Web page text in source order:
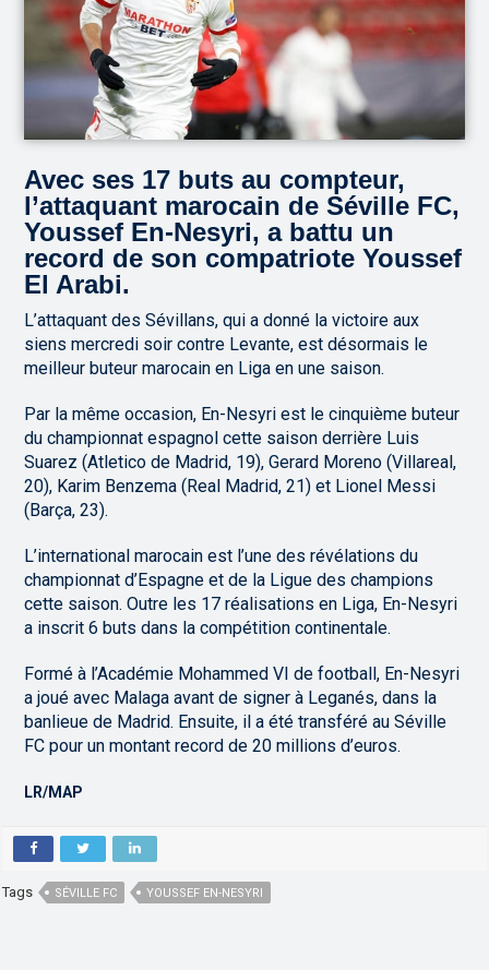
Avec ses 17 buts au compteur,
l’attaquant marocain de Séville FC,
Youssef En-Nesyri, a battu un
record de son compatriote Youssef
El Arabi.
L’attaquant des Sévillans, qui a donné la victoire aux
siens mercredi soir contre Levante, est désormais le
meilleur buteur marocain en Liga en une saison.
Par la même occasion, En-Nesyri est le cinquième buteur
du championnat espagnol cette saison derrière Luis
Suarez (Atletico de Madrid, 19), Gerard Moreno (Villareal,
20), Karim Benzema (Real Madrid, 21) et Lionel Messi
(Barça, 23).
L’international marocain est l’une des révélations du
championnat d’Espagne et de la Ligue des champions
cette saison. Outre les 17 réalisations en Liga, En-Nesyri
a inscrit 6 buts dans la compétition continentale.
Formé à l’Académie Mohammed VI de football, En-Nesyri
a joué avec Malaga avant de signer à Leganés, dans la
banlieue de Madrid. Ensuite, il a été transféré au Séville
FC pour un montant record de 20 millions d’euros.
LR/MAP
Tags SÉVILLE FC YOUSSEF EN-NESYRI